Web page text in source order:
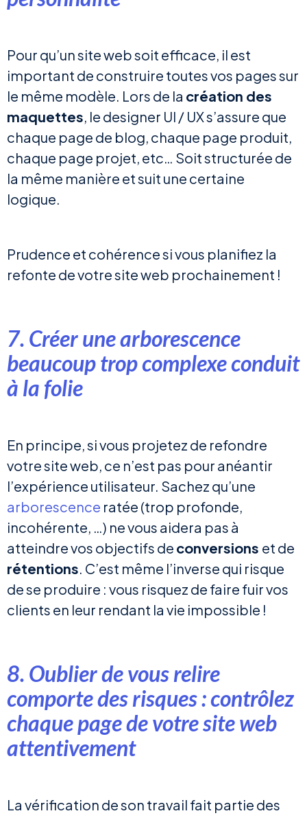
Pour qu’un site web soit efficace, il est
important de construire toutes vos pages sur
le même modèle. Lors de la création des
maquettes, le designer UI / UX s’assure que
chaque page de blog, chaque page produit,
chaque page projet, etc… Soit structurée de
la même manière et suit une certaine
logique.
Prudence et cohérence si vous planifiez la
refonte de votre site web prochainement !
7. Créer une arborescence
beaucoup trop complexe conduit
à la folie
En principe, si vous projetez de refondre
votre site web, ce n’est pas pour anéantir
l’expérience utilisateur. Sachez qu’une
arborescence ratée (trop profonde,
incohérente, …) ne vous aidera pas à
atteindre vos objectifs de conversions et de
rétentions. C’est même l’inverse qui risque
de se produire : vous risquez de faire fuir vos
clients en leur rendant la vie impossible !
8. Oublier de vous relire
comporte des risques : contrôlez
chaque page de votre site web
attentivement
La vérification de son travail fait partie des